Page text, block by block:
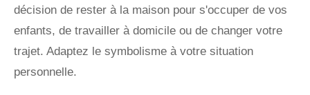
décision de rester à la maison pour s'occuper de vos
enfants, de travailler à domicile ou de changer votre
trajet. Adaptez le symbolisme à votre situation
personnelle.